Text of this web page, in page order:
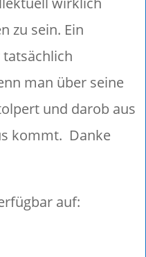
zu sein. Ein
man über seine
und darob aus
kommt. Danke
auf: